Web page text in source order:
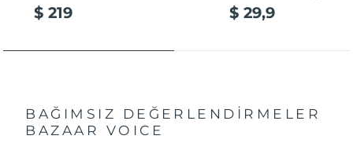
$ 219 $ 29,9
BAĞIMSIZ DEĞERLENDİRMELER
BAZAAR VOICE